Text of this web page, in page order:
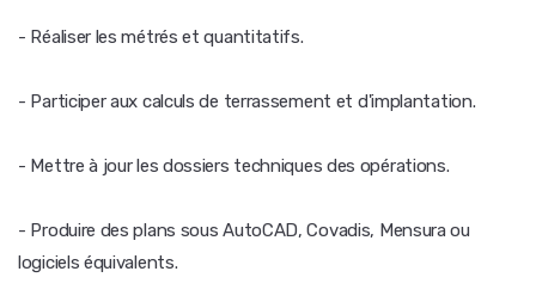
- Réaliser les métrés et quantitatifs.
- Participer aux calculs de terrassement et d'implantation.
- Mettre à jour les dossiers techniques des opérations.
- Produire des plans sous AutoCAD, Covadis, Mensura ou
logiciels équivalents.